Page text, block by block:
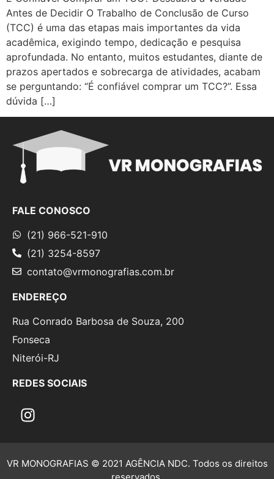
Antes de Decidir O Trabalho de Conclusão de Curso
(TCC) é uma das etapas mais importantes da vida
acadêmica, exigindo tempo, dedicação e pesquisa
aprofundada. No entanto, muitos estudantes, diante de
prazos apertados e sobrecarga de atividades, acabam
se perguntando: “É confiável comprar um TCC?”. Essa
dúvida […]
FALE CONOSCO
(21) 966-521-910
(21) 3254-8597
contato@vrmonografias.com.br
ENDEREÇO
Rua Conrado Barbosa de Souza, 200
Fonseca
Niterói-RJ
REDES SOCIAIS
VR MONOGRAFIAS © 2021 AGÊNCIA NDC. Todos os direitos